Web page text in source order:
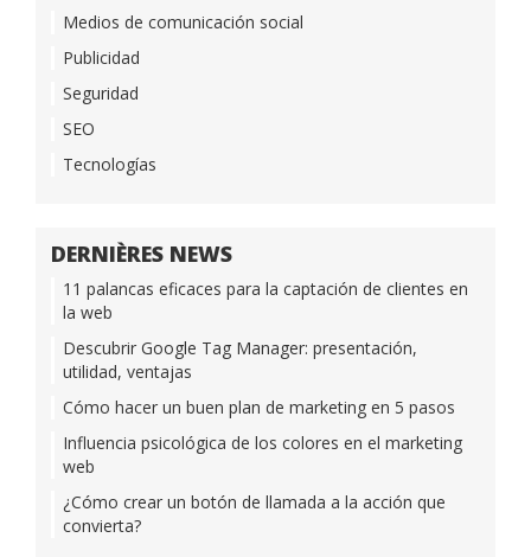
Medios de comunicación social
Publicidad
Seguridad
SEO
Tecnologías
DERNIÈRES NEWS
11 palancas eficaces para la captación de clientes en
la web
Descubrir Google Tag Manager: presentación,
utilidad, ventajas
Cómo hacer un buen plan de marketing en 5 pasos
Influencia psicológica de los colores en el marketing
web
¿Cómo crear un botón de llamada a la acción que
convierta?